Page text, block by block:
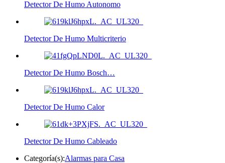
Detector De Humo Autonomo
Detector De Humo Multicriterio
Detector De Humo Bosch…
Detector De Humo Calor
Detector De Humo Cableado
Categoría(s):Alarmas para Casa